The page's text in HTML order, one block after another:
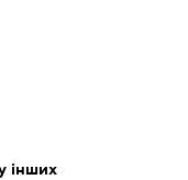
інших